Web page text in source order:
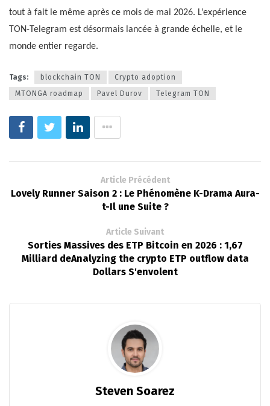
tout à fait le même après ce mois de mai 2026. L’expérience
TON-Telegram est désormais lancée à grande échelle, et le
monde entier regarde.
Tags: blockchain TON
Crypto adoption
MTONGA roadmap
Pavel Durov Telegram TON
Article Précédent
Lovely Runner Saison 2 : Le Phénomène K-Drama Aura-
t-Il une Suite ?
Article Suivant
Sorties Massives des ETP Bitcoin en 2026 : 1,67
Milliard deAnalyzing the crypto ETP outflow data
Dollars S'envolent
Steven Soarez